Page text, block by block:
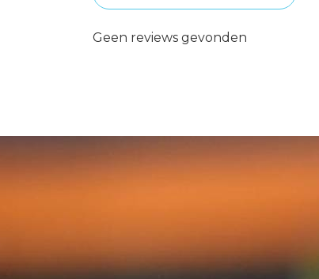
Geen reviews gevonden